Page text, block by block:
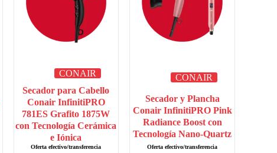
CONAIR
Secador para Cabello
Conair InfinitiPRO
781ES Grafito 1875W
con Tecnología Cerámica
e Iónica
CONAIR
Secador y Plancha
Conair InfinitiPRO Pink
Radiance Boost con
Tecnología Nano-Quartz